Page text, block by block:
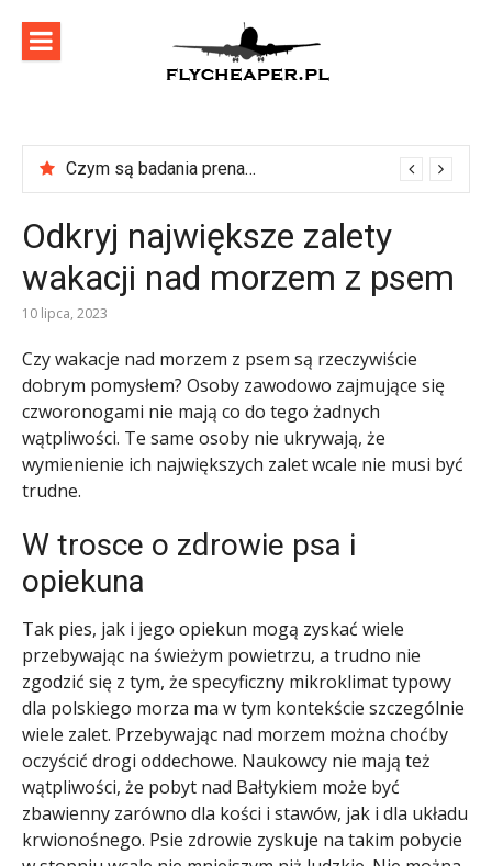
content
Czym są badania prenatalne?
Odkryj największe zalety
wakacji nad morzem z psem
10 lipca, 2023
Czy wakacje nad morzem z psem są rzeczywiście
dobrym pomysłem? Osoby zawodowo zajmujące się
czworonogami nie mają co do tego żadnych
wątpliwości. Te same osoby nie ukrywają, że
wymienienie ich największych zalet wcale nie musi być
trudne.
W trosce o zdrowie psa i
opiekuna
Tak pies, jak i jego opiekun mogą zyskać wiele
przebywając na świeżym powietrzu, a trudno nie
zgodzić się z tym, że specyficzny mikroklimat typowy
dla polskiego morza ma w tym kontekście szczególnie
wiele zalet. Przebywając nad morzem można choćby
oczyścić drogi oddechowe. Naukowcy nie mają też
wątpliwości, że pobyt nad Bałtykiem może być
zbawienny zarówno dla kości i stawów, jak i dla układu
krwionośnego. Psie zdrowie zyskuje na takim pobycie